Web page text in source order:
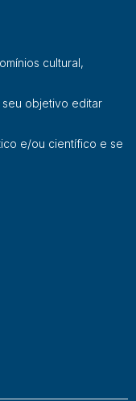
cultural,
objetivo editar
e/ou científico e se